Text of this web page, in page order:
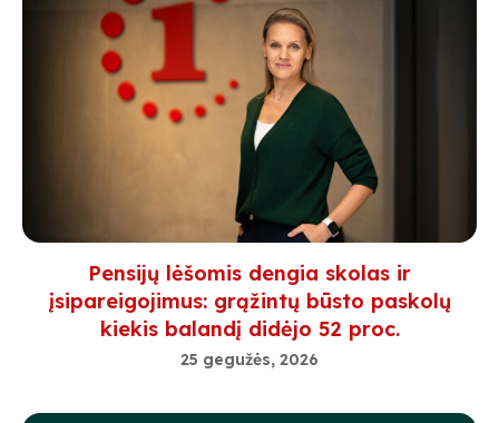
Pensijų lėšomis dengia skolas ir
įsipareigojimus: grąžintų būsto paskolų
kiekis balandį didėjo 52 proc.
25 gegužės, 2026